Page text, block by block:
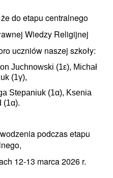
do etapu centralnego
Wiedzy Religijnej
uczniów naszej szkoły:
Juchnowski (1ε), Michał
(1γ),
Stepaniuk (1α), Ksenia
(1α).
podczas etapu
12-13 marca 2026 r.